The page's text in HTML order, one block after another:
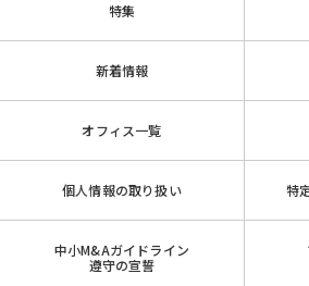
特集
新着情報
オフィス一覧
個人情報の取り扱い 特
中小M&Aガイドライン
遵守の宣誓